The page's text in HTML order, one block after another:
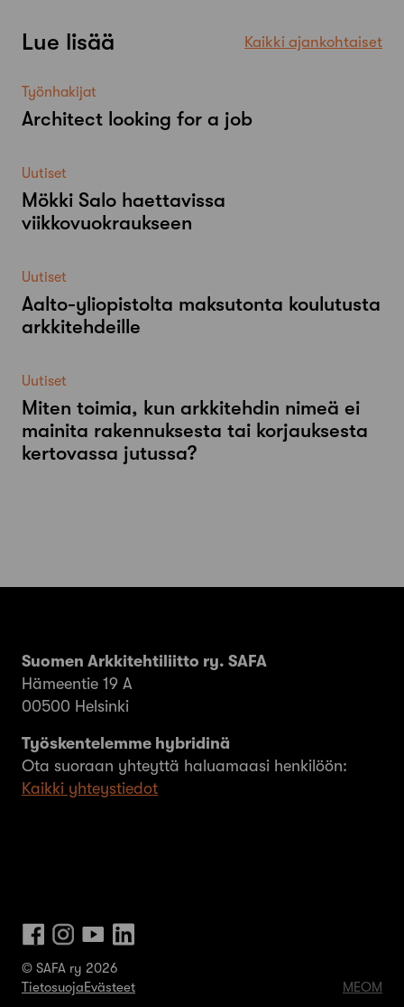
Lue lisää Kaikki ajankohtaiset
Työnhakijat
Architect looking for a job
Uutiset
Mökki Salo haettavissa
viikkovuokraukseen
Uutiset
Aalto-​yliopistolta maksutonta koulutusta
arkkitehdeille
Uutiset
Miten toimia, kun arkkitehdin nimeä ei
mainita rakennuksesta tai korjauksesta
kertovassa jutussa?
Suomen Arkkitehtiliitto ry. SAFA
Hämeentie 19 A
00500 Helsinki
Työskentelemme hybridinä
Ota suoraan yhteyttä haluamaasi henkilöön:
Kaikki yhteystiedot
© SAFA ry 2026
TietosuojaEvästeet MEOM